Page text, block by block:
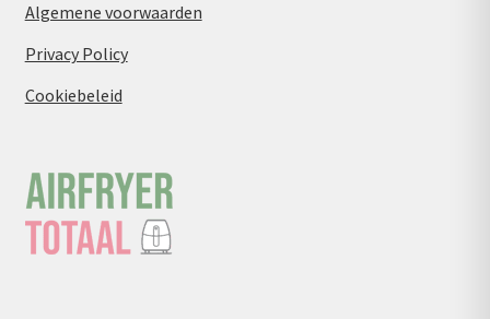
Algemene voorwaarden
Privacy Policy
Cookiebeleid